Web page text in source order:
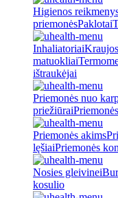
Higienos
priemonėsPaklotai
Inhaliatoriai
matuokliai
ištraukėjai
Priemonės nuo
priežiūrai
Priemonės akims
lęšiaiPriemonės
Nosies gleivinei
kosulio